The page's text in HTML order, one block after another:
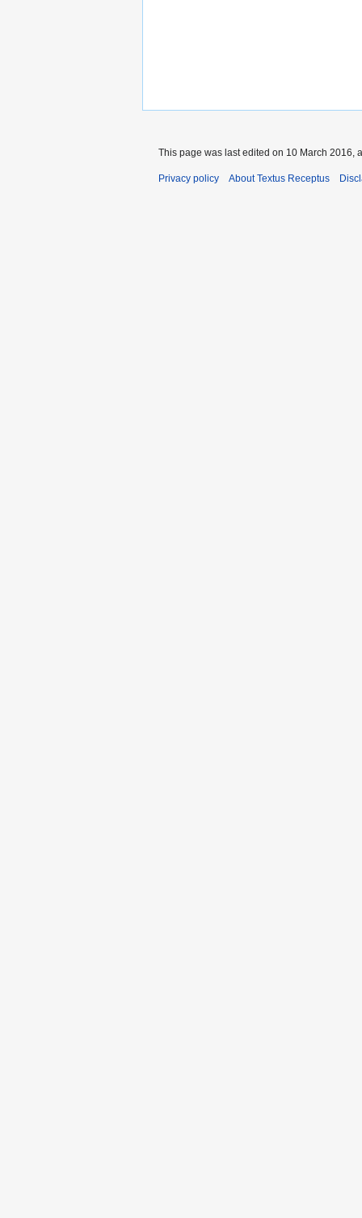
This page was last edited on 10 March 2016,
Privacy policy About Textus Receptus